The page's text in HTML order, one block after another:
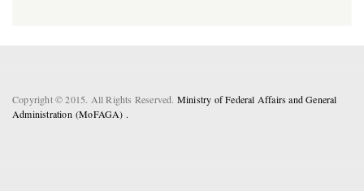
Copyright © 2015. All Rights Reserved. Ministry of Federal Affairs and General
Administration (MoFAGA) .